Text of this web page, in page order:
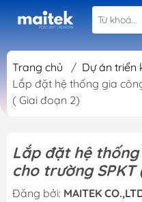
Trang chủ / Dự án triển
Lắp đặt hệ thống gia
( Giai đoạn 2)
Lắp đặt hệ thống
cho trường SPKT
Đăng bởi: MAITEK